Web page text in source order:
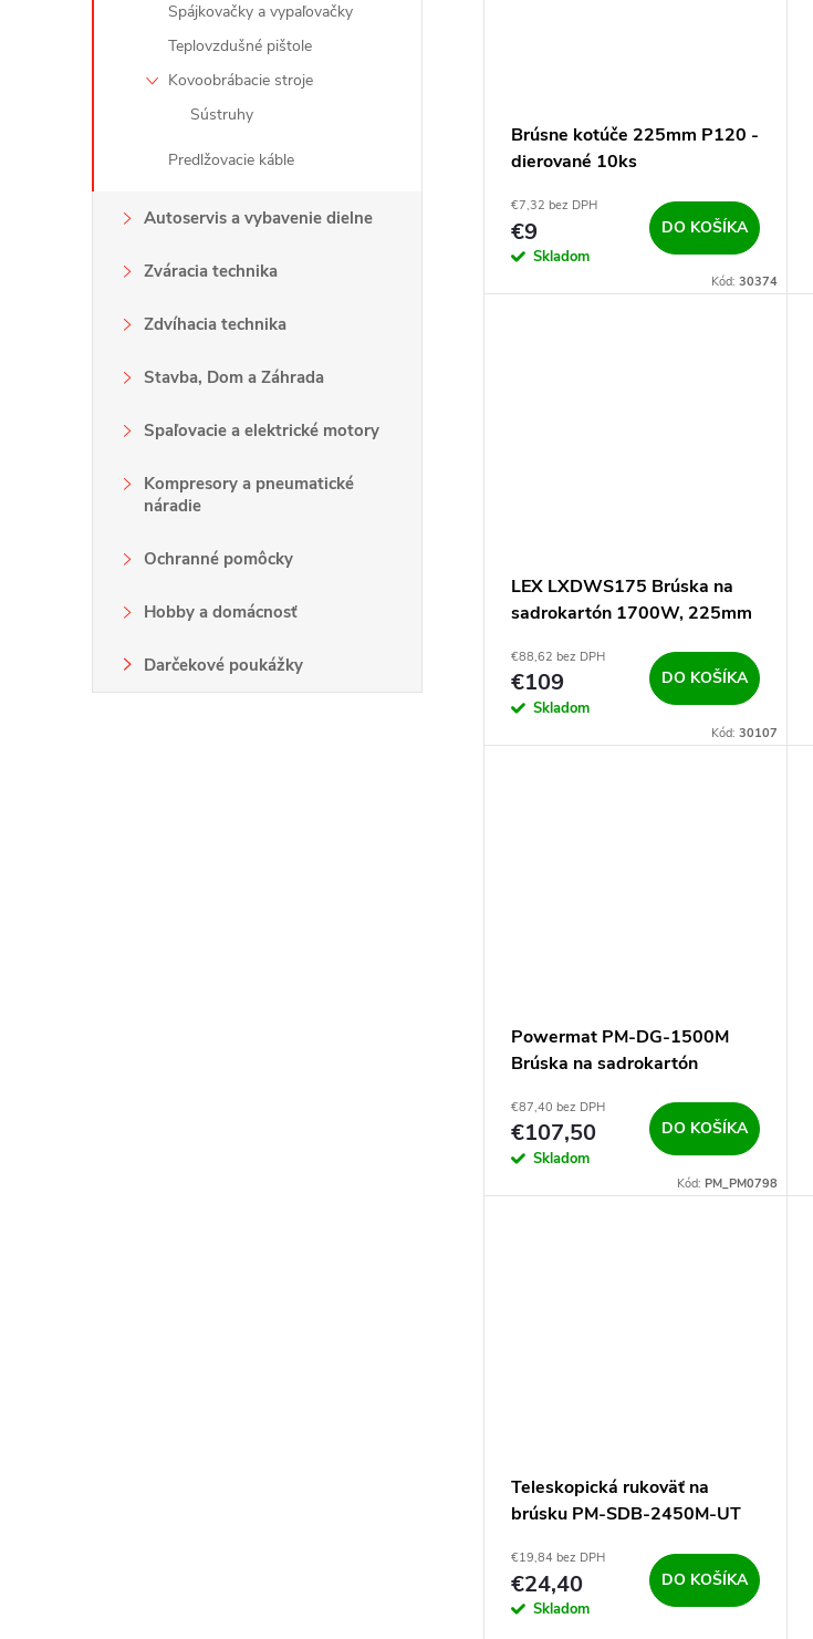
Spájkovačky a vypaľovačky
Teplovzdušné pištole
Kovoobrábacie stroje
Sústruhy
Predlžovacie káble
Autoservis a vybavenie dielne
Zváracia technika
Zdvíhacia technika
Stavba, Dom a Záhrada
Spaľovacie a elektrické motory
Kompresory a pneumatické
náradie
Ochranné pomôcky
Hobby a domácnosť
Darčekové poukážky
Brúsne kotúče 225mm P120 -
dierované 10ks
€7,32 bez DPH
€9
Skladom
DO KOŠÍKA
Kód:30374
LEX LXDWS175 Brúska na
sadrokartón 1700W, 225mm
€88,62 bez DPH
€109
Skladom
DO KOŠÍKA
Kód:30107
Powermat PM-DG-1500M
Brúska na sadrokartón
€87,40 bez DPH
€107,50
Skladom
DO KOŠÍKA
Kód:PM_PM0798
Teleskopická rukoväť na
brúsku PM-SDB-2450M-UT
€19,84 bez DPH
€24,40
Skladom
DO KOŠÍKA